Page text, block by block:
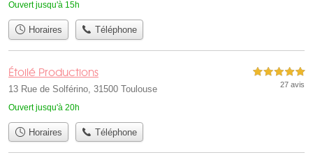
Ouvert jusqu'à 15h
Horaires Téléphone
Étoilé Productions
13 Rue de Solférino, 31500 Toulouse
Ouvert jusqu'à 20h
5,0 étoiles sur 5
27 avis
Horaires Téléphone